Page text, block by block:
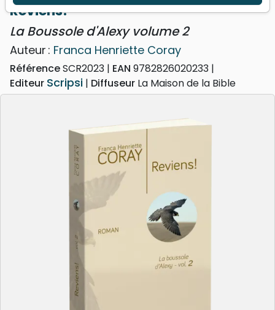
Reviens!
La Boussole d'Alexy volume 2
Auteur : Franca Henriette Coray
RéférenceSCR2023 EAN 9782826020233
Editeur Scripsi Diffuseur La Maison de la Bible